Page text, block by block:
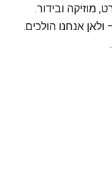
מוזיקה ובידור.
אנחנו הולכים.